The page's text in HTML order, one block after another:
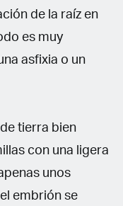
de la raíz en
es muy
asfixia o un
tierra bien
con una ligera
unos
embrión se